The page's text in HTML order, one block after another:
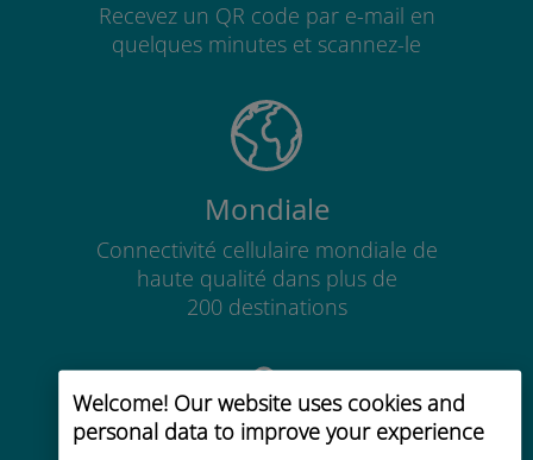
Welcome! Our website uses cookies and
personal data to improve your experience
Recevez un QR code par e-mail en
quelques minutes et scannez-le
Mondiale
Connectivité cellulaire mondiale de
haute qualité dans plus de
200 destinations